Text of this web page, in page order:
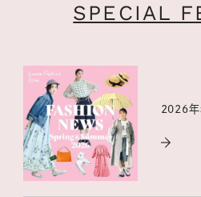
SPECIAL
2026年